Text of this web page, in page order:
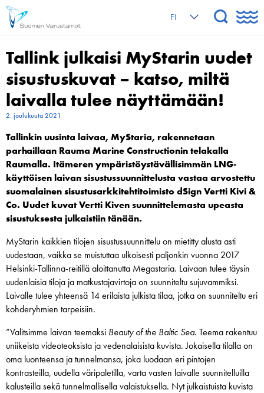
FI
Tallink julkaisi MyStarin uudet
sisustuskuvat – katso, miltä
laivalla tulee näyttämään!
2. joulukuuta 2021
Tallinkin uusinta laivaa, MyStaria, rakennetaan
parhaillaan Rauma Marine Constructionin telakalla
Raumalla. Itämeren ympäristöystävällisimmän LNG-
käyttöisen laivan sisustussuunnittelusta vastaa arvostettu
suomalainen sisustusarkkitehtitoimisto dSign Vertti Kivi &
Co. Uudet kuvat Vertti Kiven suunnittelemasta upeasta
sisustuksesta julkaistiin tänään.
MyStarin kaikkien tilojen sisustussuunnittelu on mietitty alusta asti
uudestaan, vaikka se muistuttaa ulkoisesti paljonkin vuonna 2017
Helsinki-Tallinna-reitillä aloittanutta Megastaria. Laivaan tulee täysin
uudenlaisia tiloja ja matkustajavirtoja on suunniteltu sujuvammiksi.
Laivalle tulee yhteensä 14 erilaista julkista tilaa, jotka on suunniteltu eri
kohderyhmien tarpeisiin.
”Valitsimme laivan teemaksi Beauty of the Baltic Sea. Teema rakentuu
uniikeista videoteoksista ja vedenalaisista kuvista. Jokaisella tilalla on
oma luonteensa ja tunnelmansa, joka luodaan eri pintojen
kontrasteilla, uudella väripaletilla, varta vasten laivalle suunnitelluilla
kalusteilla sekä tunnelmallisella valaistuksella. Nyt julkaistuista kuvista